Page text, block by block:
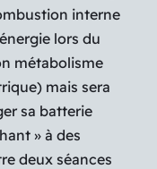
interne
lors du
métabolisme
mais sera
sa batterie
» à des
deux séances